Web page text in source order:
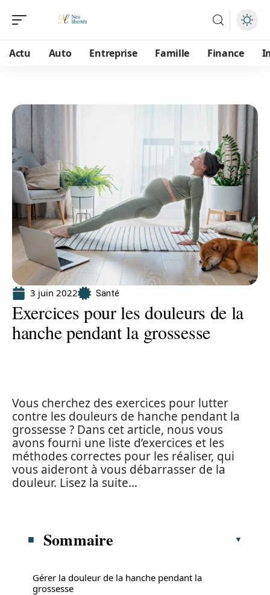
Actu Auto Entreprise Famille Finance
3 juin 2022 Santé
Exercices pour les douleurs de la
hanche pendant la grossesse
Vous cherchez des exercices pour lutter
contre les douleurs de hanche pendant la
grossesse ? Dans cet article, nous vous
avons fourni une liste d’exercices et les
méthodes correctes pour les réaliser, qui
vous aideront à vous débarrasser de la
douleur. Lisez la suite…
Sommaire
Gérer la douleur de la hanche pendant la
grossesse